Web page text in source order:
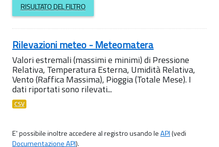
RISULTATO DEL FILTRO
Rilevazioni meteo - Meteomatera
Valori estremali (massimi e minimi) di Pressione
Relativa, Temperatura Esterna, Umidità Relativa,
Vento (Raffica Massima), Pioggia (Totale Mese). I
dati riportati sono rilevati...
CSV
E' possibile inoltre accedere al registro usando leAPI(vedi
Documentazione API).